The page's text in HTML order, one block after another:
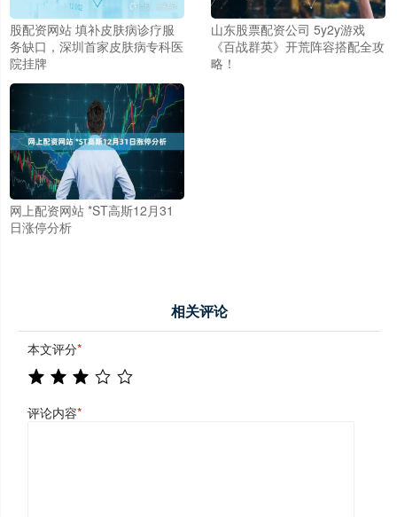
股配资网站 填补皮肤病诊疗服
务缺口，深圳首家皮肤病专科医
院挂牌
山东股票配资公司 5y2y游戏
《百战群英》开荒阵容搭配全攻
略！
网上配资网站 *ST高斯12月31
日涨停分析
相关评论
本文评分*
评论内容*